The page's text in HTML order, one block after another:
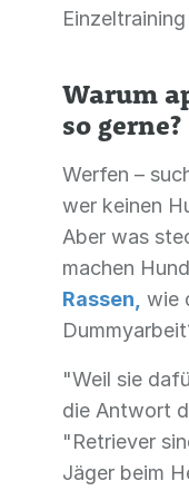
Warum
so gerne?
Werfen –
wer keinen
Aber was
machen
Rassen, wie
"Weil sie
die Antwort
"Retriever
Jäger beim